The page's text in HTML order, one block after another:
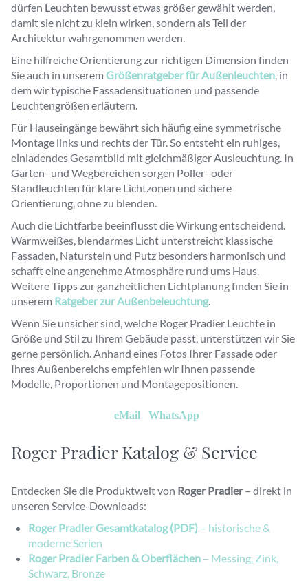
dürfen Leuchten bewusst etwas größer gewählt werden,
damit sie nicht zu klein wirken, sondern als Teil der
Architektur wahrgenommen werden.
Eine hilfreiche Orientierung zur richtigen Dimension finden
Sie auch in unseremGrößenratgeber für Außenleuchten, in
dem wir typische Fassadensituationen und passende
Leuchtengrößen erläutern.
Für Hauseingänge bewährt sich häufig eine symmetrische
Montage links und rechts der Tür. So entsteht ein ruhiges,
einladendes Gesamtbild mit gleichmäßiger Ausleuchtung. In
Garten- und Wegbereichen sorgen Poller- oder
Standleuchten für klare Lichtzonen und sichere
Orientierung, ohne zu blenden.
Auch die Lichtfarbe beeinflusst die Wirkung entscheidend.
Warmweißes, blendarmes Licht unterstreicht klassische
Fassaden, Naturstein und Putz besonders harmonisch und
schafft eine angenehme Atmosphäre rund ums Haus.
Weitere Tipps zur ganzheitlichen Lichtplanung finden Sie in
unserem Ratgeber zur Außenbeleuchtung.
Wenn Sie unsicher sind, welche Roger Pradier Leuchte in
Größe und Stil zu Ihrem Gebäude passt, unterstützen wir Sie
gerne persönlich. Anhand eines Fotos Ihrer Fassade oder
Ihres Außenbereichs empfehlen wir Ihnen passende
Modelle, Proportionen und Montagepositionen.
eMail WhatsApp
Roger Pradier Katalog & Service
Entdecken Sie die Produktwelt von Roger Pradier– direkt in
unseren Service-Downloads:
Roger Pradier Gesamtkatalog (PDF) – historische &
moderne Serien
Roger Pradier Farben & Oberflächen – Messing, Zink,
Schwarz, Bronze